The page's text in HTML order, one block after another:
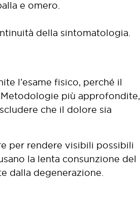
e omero.
della sintomatologia.
l’esame fisico, perché il
più approfondite,
che il dolore sia
per rendere visibili possibili
la lenta consunzione del
dalla degenerazione.